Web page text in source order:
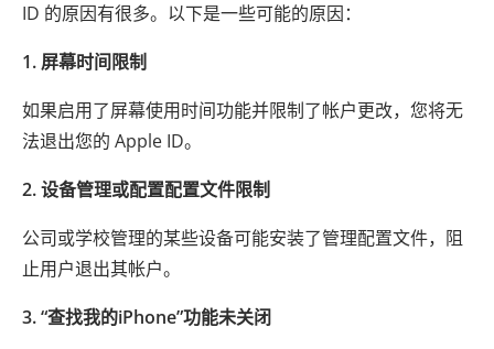
ID 的原因有很多。以下是一些可能的原因：
1. 屏幕时间限制
如果启用了屏幕使用时间功能并限制了帐户更改，您将无
法退出您的 Apple ID。
2. 设备管理或配置配置文件限制
公司或学校管理的某些设备可能安装了管理配置文件，阻
止用户退出其帐户。
3. “查找我的iPhone”功能未关闭